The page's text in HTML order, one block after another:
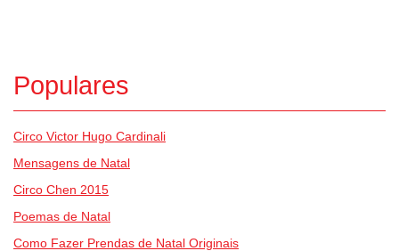
Populares
Circo Victor Hugo Cardinali
Mensagens de Natal
Circo Chen 2015
Poemas de Natal
Como Fazer Prendas de Natal Originais